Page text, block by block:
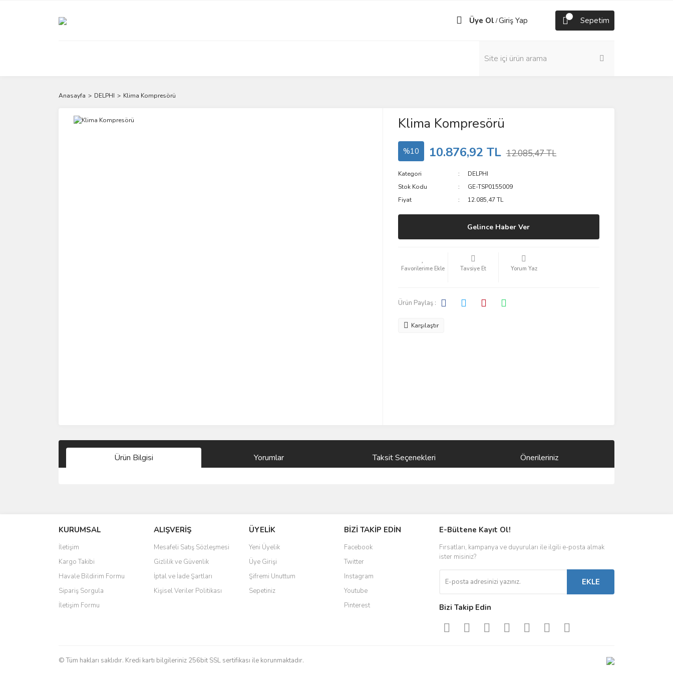
Üye Ol /Giriş Yap Sepetim
Anasayfa DELPHI Klima Kompresörü
Klima Kompresörü
%10 10.876,92 TL 12.085,47 TL
Kategori
DELPHI
Stok Kodu
GE-TSP0155009
Fiyat
12.085,47 TL
Gelince Haber Ver
Tavsiye Et Yorum Yaz
Ürün Paylaş :
Karşılaştır
Ürün Bilgisi Yorumlar Taksit Seçenekleri Önerileriniz
Ürün resmi kalitesiz, bozuk veya görüntülenemiyor.
Ürün açıklamasında eksik bilgiler bulunuyor.
Ürün bilgilerinde hatalar bulunuyor.
Ürün fiyatı diğer sitelerden daha pahalı.
Bu ürüne benzer farklı alternatifler olmalı.
KURUMSAL
İletişim
Kargo Takibi
Havale Bildirim Formu
Sipariş Sorgula
İletişim Formu
ALIŞVERİŞ
Mesafeli Satış Sözleşmesi
Gizlilik ve Güvenlik
İptal ve İade Şartları
Kişisel Veriler Politikası
ÜYELİK
Yeni Üyelik
Üye Girişi
Şifremi Unuttum
Sepetiniz
BİZİ TAKİP EDİN
Facebook
Twitter
Instagram
Youtube
Pinterest
E-Bültene Kayıt Ol!
Fırsatları, kampanya ve duyuruları ile ilgili e-posta almak
ister misiniz?
EKLE
Bizi Takip Edin
© Tüm hakları saklıdır. Kredi kartı bilgileriniz 256bit SSL sertifikası ile korunmaktadır.